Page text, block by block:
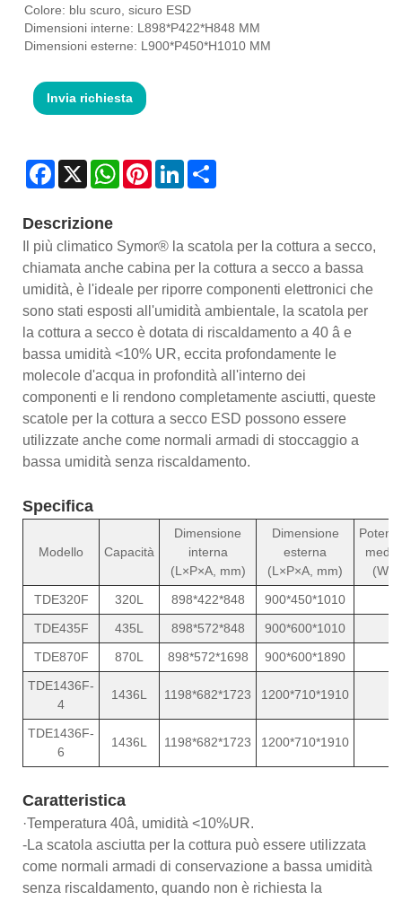
Colore: blu scuro, sicuro ESD
Dimensioni interne: L898*P422*H848 MM
Dimensioni esterne: L900*P450*H1010 MM
Invia richiesta
Facebook
X WhatsAppPinterestLinkedIn
Descrizione
Il più climatico Symor® la scatola per la cottura a secco,
chiamata anche cabina per la cottura a secco a bassa
umidità, è l'ideale per riporre componenti elettronici che
sono stati esposti all'umidità ambientale, la scatola per
la cottura a secco è dotata di riscaldamento a 40 â e
bassa umidità <10% UR, eccita profondamente le
molecole d'acqua in profondità all'interno dei
componenti e li rendono completamente asciutti, queste
scatole per la cottura a secco ESD possono essere
utilizzate anche come normali armadi di stoccaggio a
bassa umidità senza riscaldamento.
Specifica
Modello Capacità
Dimensione
interna
(L×P×A, mm)
Dimensione
esterna
(L×P×A, mm)
media
(W)
TDE320F
320L 898*422*848
900*450*1010
TDE435F
435L 898*572*848
900*600*1010
TDE870F
870L 898*572*1698
900*600*1890
TDE1436F-
4
1436L 1198*682*1723 1200*710*1910
TDE1436F-
6
1436L 1198*682*1723 1200*710*1910
Caratteristica
·Temperatura 40â, umidità <10%UR.
-La scatola asciutta per la cottura può essere utilizzata
come normali armadi di conservazione a bassa umidità
senza riscaldamento, quando non è richiesta la